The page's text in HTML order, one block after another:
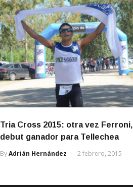
Tria Cross 2015: otra vez Ferroni,
debut ganador para Tellechea
ByAdrián Hernández 2 febrero, 2015